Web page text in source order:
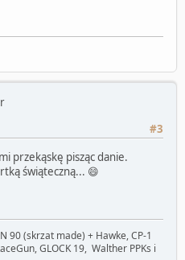
#3
przekąskę pisząc danie.
świąteczną... 😄
90 (skrzat made) + Hawke, CP-1
GLOCK 19, Walther PPKs i